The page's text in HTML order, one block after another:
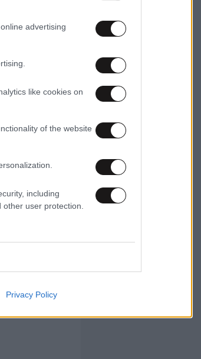
advertising
like cookies on
of the website
including
user protection.
Privacy Policy
μεγάλων
επτά
που
και
των